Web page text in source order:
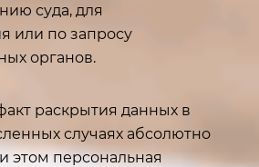
суда, для
или по запросу
органов.
раскрытия данных в
случаях абсолютно
этом персональная